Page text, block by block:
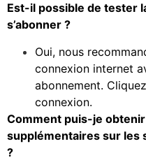
Est-il possible de tester
s’abonner ?
Oui, nous
connexion internet
abonnement. Cliquez
connexion.
Comment puis-je
supplémentaires sur les
?